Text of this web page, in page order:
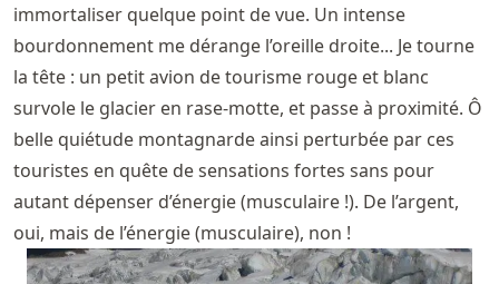
immortaliser quelque point de vue. Un intense
bourdonnement me dérange l’oreille droite... Je tourne
la tête : un petit avion de tourisme rouge et blanc
survole le glacier en rase-motte, et passe à proximité. Ô
belle quiétude montagnarde ainsi perturbée par ces
touristes en quête de sensations fortes sans pour
autant dépenser d’énergie (musculaire !). De l’argent,
oui, mais de l’énergie (musculaire), non !